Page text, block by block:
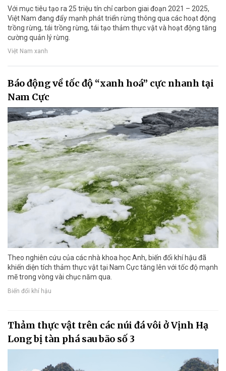
Với mục tiêu tạo ra 25 triệu tín chỉ carbon giai đoạn 2021 – 2025,
Việt Nam đang đẩy mạnh phát triển rừng thông qua các hoạt động
trồng rừng, tái trồng rừng, tái tạo thảm thực vật và hoạt động tăng
cường quản lý rừng.
Việt Nam xanh
Báo động về tốc độ “xanh hoá” cực nhanh tại
Nam Cực
Theo nghiên cứu của các nhà khoa học Anh, biến đổi khí hậu đã
khiến diện tích thảm thực vật tại Nam Cực tăng lên với tốc độ mạnh
mẽ trong vòng vài chục năm qua.
Biến đổi khí hậu
Thảm thực vật trên các núi đá vôi ở Vịnh Hạ
Long bị tàn phá sau bão số 3